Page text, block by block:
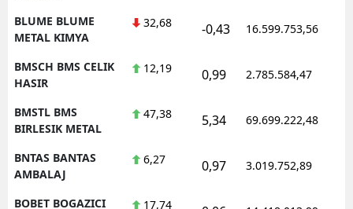
BLUME BLUME
METAL KIMYA
32,68 -0,43 16.599.753,56
BMSCH BMS CELIK
HASIR
12,19 0,99 2.785.584,47
BMSTL BMS
BIRLESIK METAL
47,38 5,34 69.699.222,48
BNTAS BANTAS
AMBALAJ
6,27 0,97 3.019.752,89
BOBET BOGAZICI 17,74